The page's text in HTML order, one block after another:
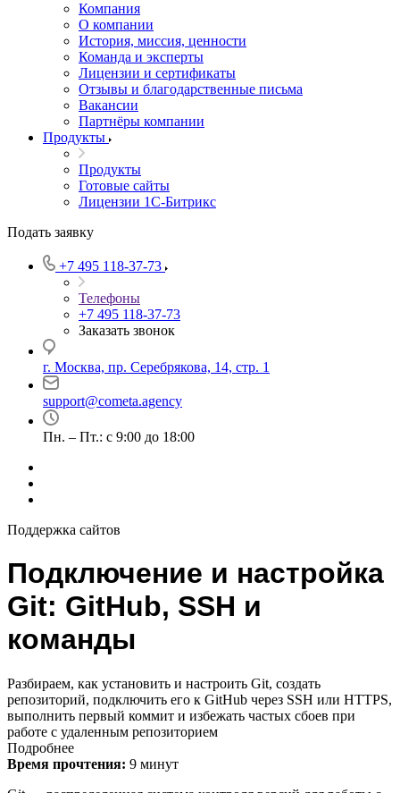
Компания
О компании
История, миссия, ценности
Команда и эксперты
Лицензии и сертификаты
Отзывы и благодарственные письма
Вакансии
Партнёры компании
Продукты
Продукты
Готовые сайты
Лицензии 1С-Битрикс
Подать заявку
+7 495 118-37-73
Телефоны
+7 495 118-37-73
Заказать звонок
г. Москва, пр. Серебрякова, 14, стр. 1
support@cometa.agency
Пн. – Пт.: с 9:00 до 18:00
Поддержка сайтов
Подключение и настройка
Git: GitHub, SSH и
команды
Разбираем, как установить и настроить Git, создать
репозиторий, подключить его к GitHub через SSH или HTTPS,
выполнить первый коммит и избежать частых сбоев при
работе с удаленным репозиторием
Подробнее
Время прочтения: 9 минут